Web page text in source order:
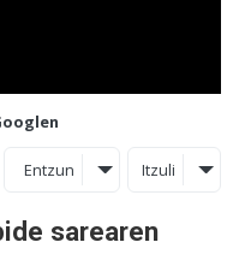
Entzun Itzuli
sarearen